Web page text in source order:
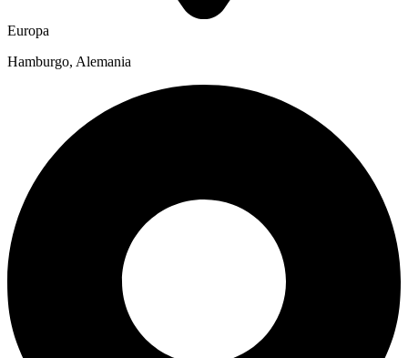
Europa
Hamburgo, Alemania